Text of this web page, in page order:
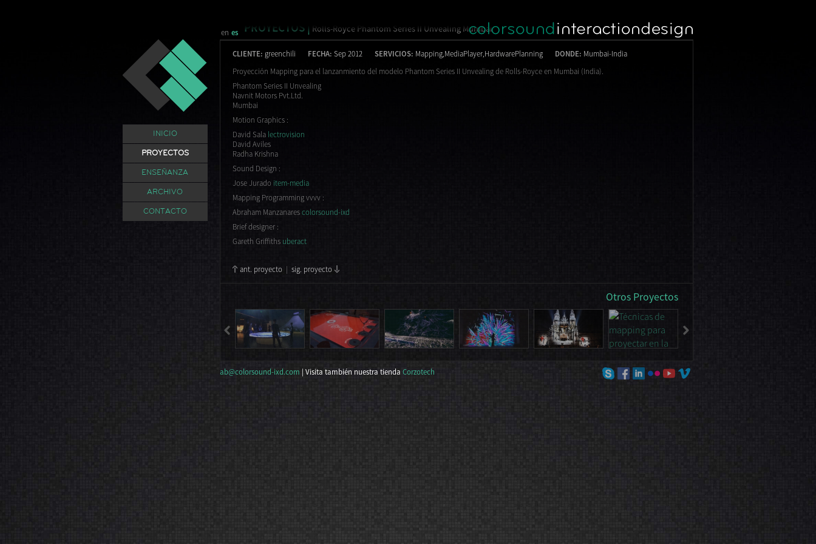
en es
INICIO
PROYECTOS
ENSEÑANZA
ARCHIVO
CONTACTO
PROYECTOS | Rolls-Royce Phantom Series II Unvealing Mumbai
CLIENTE: greenchili FECHA: Sep 2012 SERVICIOS: Mapping,MediaPlayer,HardwarePlanning DONDE: Mumbai-India
Proyección Mapping para el lanzanmiento del modelo Phantom Series II Unvealing de Rolls-Royce en Mumbai (India).
Phantom Series II Unvealing
Navnit Motors Pvt.Ltd.
Mumbai
Motion Graphics :
David Sala lectrovision
David Aviles
Radha Krishna
Sound Design :
Jose Jurado item-media
Mapping Programming vvvv :
Abraham Manzanarescolorsound-ixd
Brief designer :
Gareth Griffiths uberact
ant. proyecto | sig. proyecto
Otros Proyectos
ab@colorsound-ixd.com | Visita también nuestra tiendaCorzotech